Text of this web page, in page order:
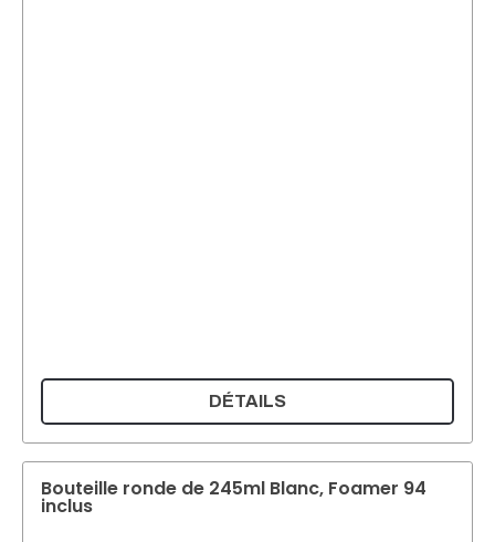
DÉTAILS
Bouteille ronde de 245ml Blanc, Foamer 94
inclus